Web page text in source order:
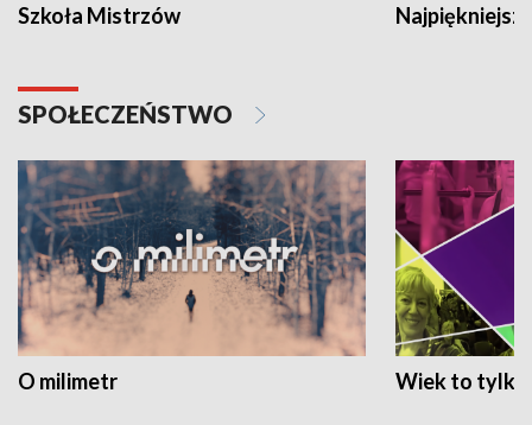
Szkoła Mistrzów
SPOŁECZEŃSTWO
O milimetr Wiek to tylko